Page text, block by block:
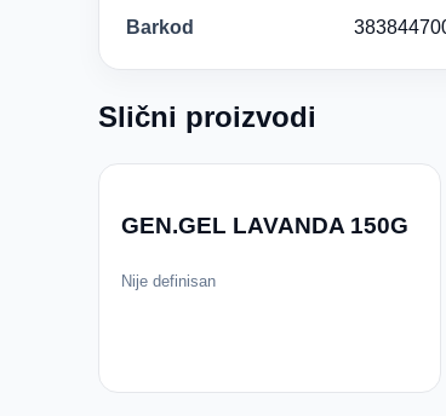
Barkod
Slični proizvodi
GEN.GEL LAVANDA 150G
Nije definisan